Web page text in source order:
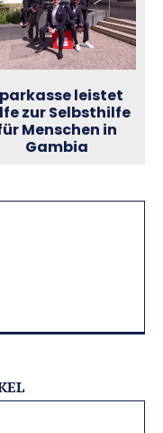
leistet
zur Selbsthilfe
Menschen in
Gambia